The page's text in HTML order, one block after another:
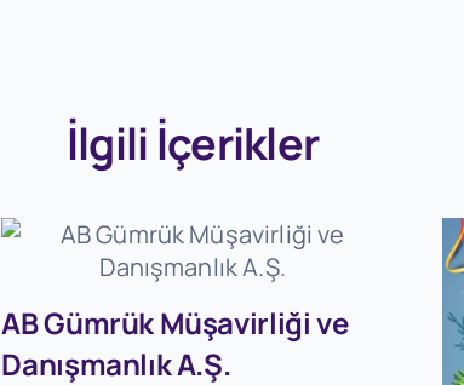
İlgili İçerikler
AB Gümrük Müşavirliği ve
Danışmanlık A.Ş.